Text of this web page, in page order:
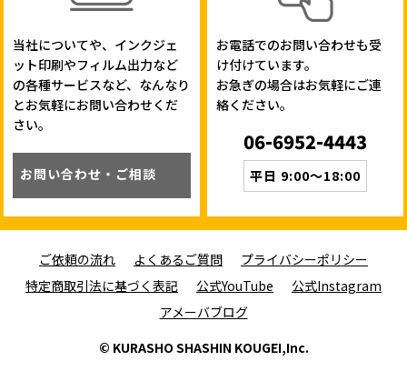
当社についてや、インクジェ
ット印刷やフィルム出力など
の各種サービスなど、なんなり
とお気軽にお問い合わせくだ
さい。
お問い合わせ・ご相談
お電話でのお問い合わせも受
け付けています。
お急ぎの場合はお気軽にご連
絡ください。
06-6952-4443
平日 9:00～18:00
ご依頼の流れ よくあるご質問
プライバシーポリシー
特定商取引法に基づく表記
公式YouTube
公式Instagram
アメーバブログ
© KURASHO SHASHIN KOUGEI,Inc.